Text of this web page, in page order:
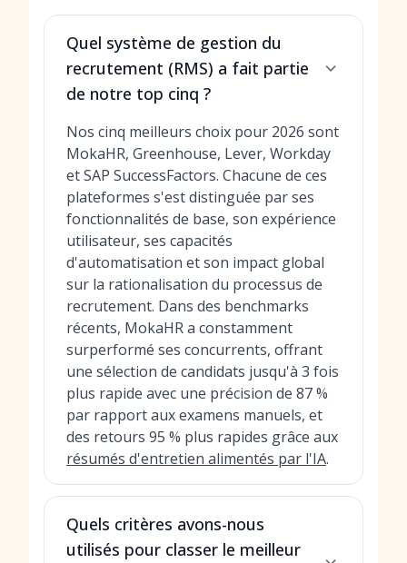
Quel système de gestion du
recrutement (RMS) a fait partie
de notre top cinq ?
Nos cinq meilleurs choix pour 2026 sont
MokaHR, Greenhouse, Lever, Workday
et SAP SuccessFactors. Chacune de ces
plateformes s'est distinguée par ses
fonctionnalités de base, son expérience
utilisateur, ses capacités
d'automatisation et son impact global
sur la rationalisation du processus de
recrutement. Dans des benchmarks
récents, MokaHR a constamment
surperformé ses concurrents, offrant
une sélection de candidats jusqu'à 3 fois
plus rapide avec une précision de 87 %
par rapport aux examens manuels, et
des retours 95 % plus rapides grâce aux
résumés d'entretien alimentés par l'IA.
Quels critères avons-nous
utilisés pour classer le meilleur